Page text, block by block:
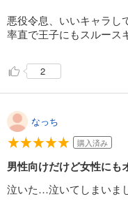
悪役令息、いいキャラし
率直で王子にもスルース
2
なっち
購入済み
男性向けだけど女性にも
泣いた…泣いてしまいま